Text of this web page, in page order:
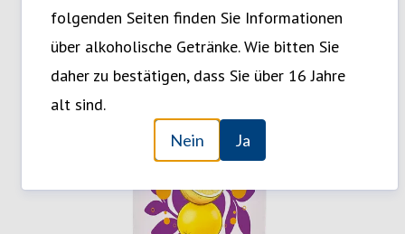
folgenden Seiten finden Sie Informationen
über alkoholische Getränke. Wie bitten Sie
daher zu bestätigen, dass Sie über 16 Jahre
alt sind.
Nein Ja